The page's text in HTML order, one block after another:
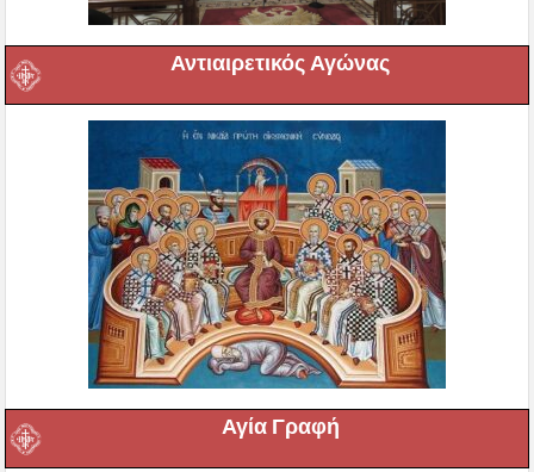
Αντιαιρετικός Αγώνας
Αγία Γραφή